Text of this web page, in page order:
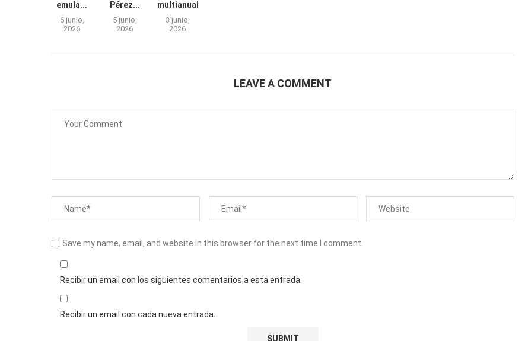
emula...
6 junio,
2026
Pérez...
5 junio,
2026
multianual
3 junio,
2026
LEAVE A COMMENT
Save my name, email, and website in this browser for the next time I comment.
Recibir un email con los siguientes comentarios a esta entrada.
Recibir un email con cada nueva entrada.